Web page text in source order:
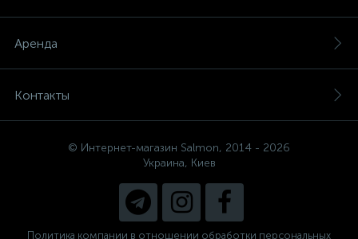
Аренда
Контакты
© Интернет-магазин Salmon, 2014 - 2026
Украина, Киев
Политика компании в отношении обработки персональных